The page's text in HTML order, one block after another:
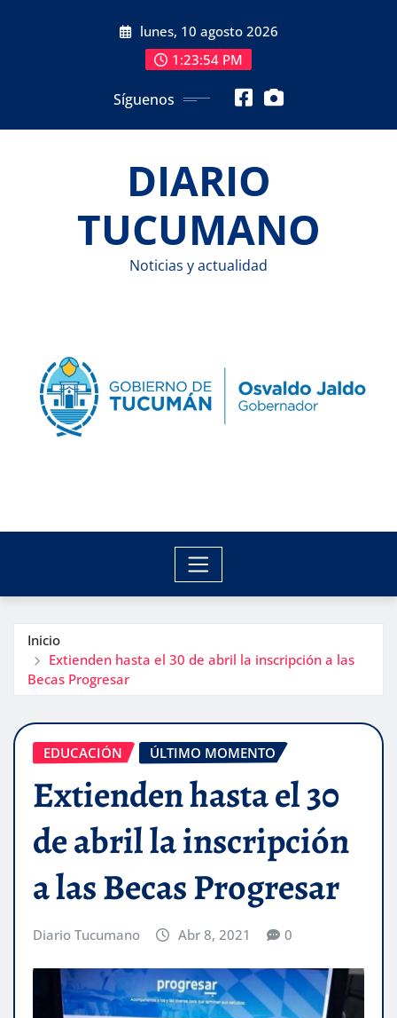
lunes, 10 agosto 2026
1:23:56 PM
Síguenos
DIARIO
TUCUMANO
Noticias y actualidad
Inicio
Extienden hasta el 30 de abril la inscripción a las
Becas Progresar
EDUCACIÓN ÚLTIMO MOMENTO
Extienden hasta el 30
de abril la inscripción
a las Becas Progresar
Diario Tucumano Abr 8, 2021 0